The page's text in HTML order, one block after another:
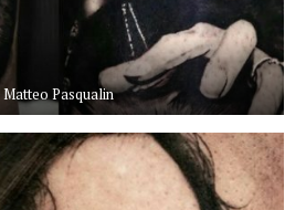
Matteo Pasqualin